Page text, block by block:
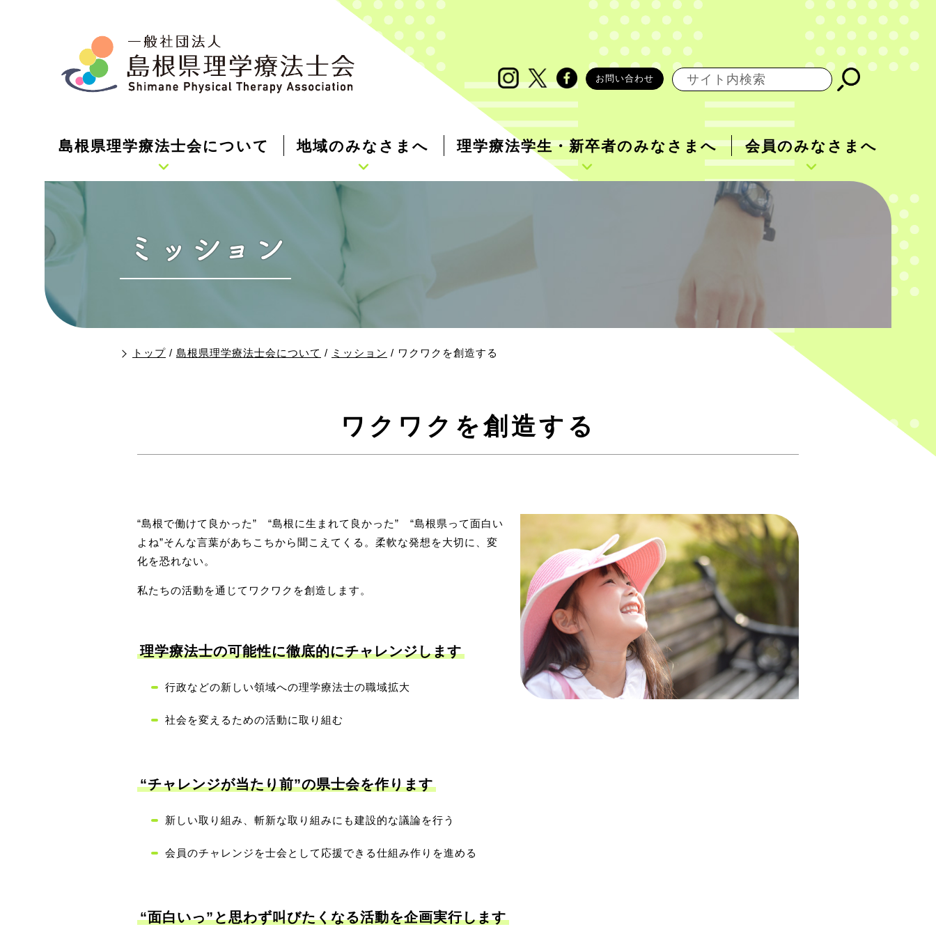
お問い合わせ
島根県理学療法士会について 地域のみなさまへ 理学療法学生・新卒者のみなさまへ 会員のみなさまへ
ミッション
トップ / 島根県理学療法士会について / ミッション / ワクワクを創造する
ワクワクを創造する
“島根で働けて良かった” “島根に生まれて良かった” “島根県って面白い
よね”そんな言葉があちこちから聞こえてくる。柔軟な発想を大切に、変
化を恐れない。
私たちの活動を通じてワクワクを創造します。
理学療法士の可能性に徹底的にチャレンジします
行政などの新しい領域への理学療法士の職域拡大
社会を変えるための活動に取り組む
“チャレンジが当たり前”の県士会を作ります
新しい取り組み、斬新な取り組みにも建設的な議論を行う
会員のチャレンジを士会として応援できる仕組み作りを進める
“面白いっ”と思わず叫びたくなる活動を企画実行します